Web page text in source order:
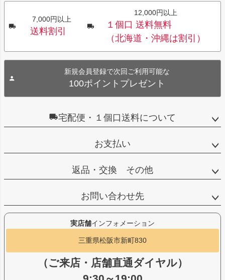
7,000円以上
送料割引
12,000円以上
１個口 送料無料
（北海道・沖縄は割引）
新規会員登録で次回ご利用可能な
100ポイントプレゼント
宅配便・１個口送料について
お支払い
返品・交換 その他
お問い合わせ先
実店舗インフォメーション
三重県松阪市新町830
（ご来店・店舗直通ダイヤル）